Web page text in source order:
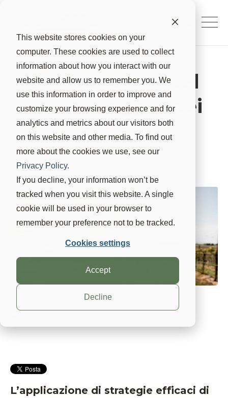
This website stores cookies on your
computer. These cookies are used to collect
information about how you interact with our
website and allow us to remember you. We
use this information in order to improve and
customize your browsing experience and for
analytics and metrics about our visitors both
on this website and other media. To find out
more about the cookies we use, see our
Privacy Policy.
If you decline, your information won’t be
tracked when you visit this website. A single
cookie will be used in your browser to
remember your preference not to be tracked.
Cookies settings
Accept
Decline
L’importanza del
monitoraggio dei
parassiti
Suterra 21 giu 2023, 10:00:00
L’applicazione di strategie efficaci di